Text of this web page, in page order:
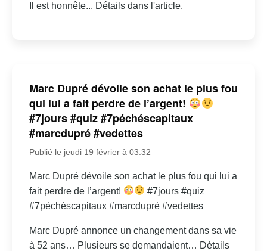
Il est honnête... Détails dans l'article.
Marc Dupré dévoile son achat le plus fou
qui lui a fait perdre de l’argent!
#7jours #quiz #7péchéscapitaux
#marcdupré #vedettes
Publié le jeudi 19 février à 03:32
Marc Dupré dévoile son achat le plus fou qui lui a
fait perdre de l’argent!
#7jours #quiz
#7péchéscapitaux #marcdupré #vedettes
Marc Dupré annonce un changement dans sa vie
à 52 ans… Plusieurs se demandaient… Détails